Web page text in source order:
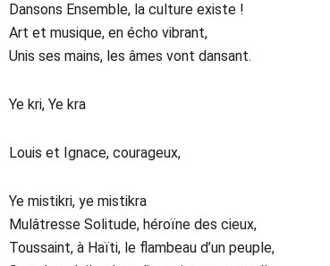
Dansons Ensemble, la culture existe !
Art et musique, en écho vibrant,
Unis ses mains, les âmes vont dansant.
Ye kri, Ye kra
Louis et Ignace, courageux,
Ye mistikri, ye mistikra
Mulâtresse Solitude, héroïne des cieux,
Toussaint, à Haïti, le flambeau d’un peuple,